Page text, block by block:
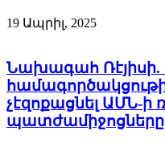
19 Ապրիլ, 2025
Նախագահ Ռէյիսի.
չէզոքացնել ԱՄՆ-ի